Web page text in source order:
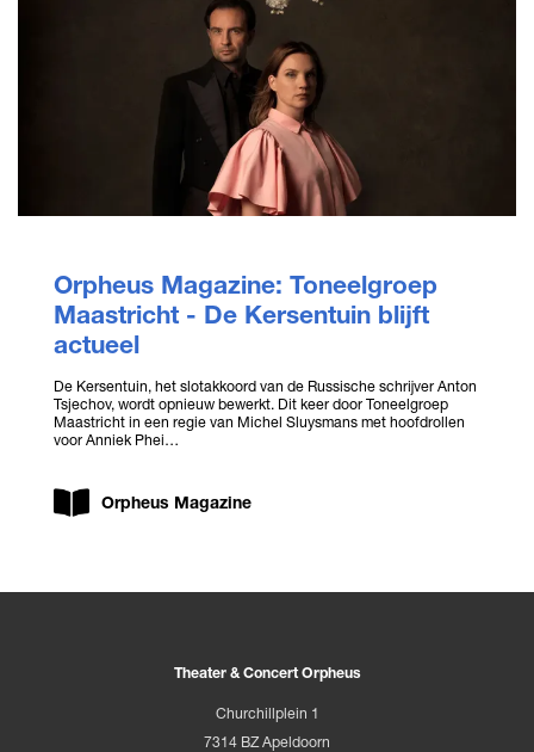
Orpheus Magazine: Toneelgroep
Maastricht - De Kersentuin blijft
actueel
De Kersentuin, het slotakkoord van de Russische schrijver Anton
Tsjechov, wordt opnieuw bewerkt. Dit keer door Toneelgroep
Maastricht in een regie van Michel Sluysmans met hoofdrollen
voor Anniek Phei…
Orpheus Magazine
Theater & Concert Orpheus
Churchillplein 1
7314 BZ Apeldoorn